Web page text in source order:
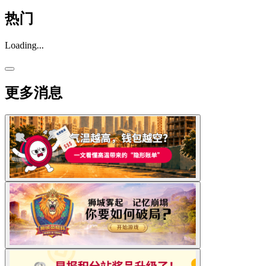
热门
Loading...
更多消息